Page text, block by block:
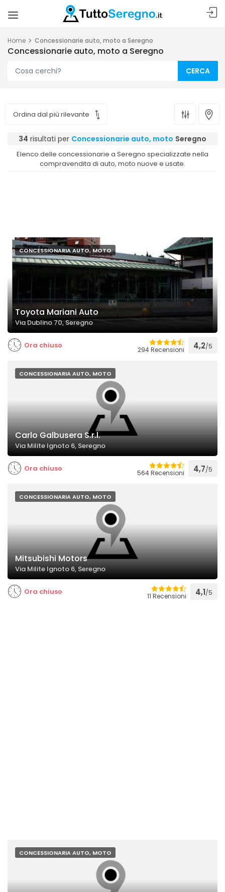
Home Concessionarie auto, moto a Seregno
Concessionarie auto, moto a Seregno
CERCA
34 risultati per Concessionarie auto, moto Seregno
Elenco delle concessionarie a Seregno specializzate nella
compravendita di auto, moto nuove e usate.
CONCESSIONARIA AUTO, MOTO
Toyota Mariani Auto
Via Dublino 70, Seregno
Ora chiuso 294 Recensioni 4,2/5
CONCESSIONARIA AUTO, MOTO
Carlo Galbusera S.r.l.
Via Milite Ignoto 6, Seregno
Ora chiuso 564 Recensioni 4,7/5
CONCESSIONARIA AUTO, MOTO
Mitsubishi Motors
Via Milite Ignoto 6, Seregno
Ora chiuso 11 Recensioni 4,1/5
CONCESSIONARIA AUTO, MOTO